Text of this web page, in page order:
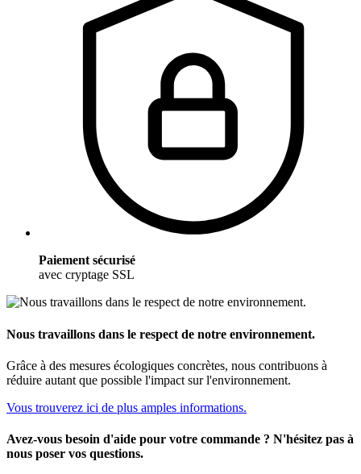
Paiement sécurisé
avec cryptage SSL
Nous travaillons dans le respect de notre environnement.
Grâce à des mesures écologiques concrètes, nous contribuons à
réduire autant que possible l'impact sur l'environnement.
Vous trouverez ici de plus amples informations.
Avez-vous besoin d'aide pour votre commande ? N'hésitez pas à
nous poser vos questions.